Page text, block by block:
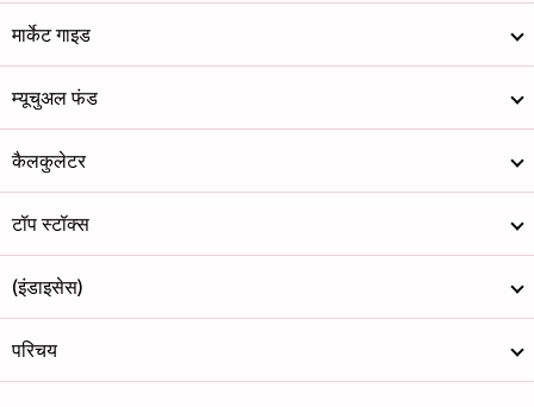
मार्केट गाइड
म्यूचुअल फंड
कैलकुलेटर
टॉप स्टॉक्स
(इंडाइसेस)
परिचय